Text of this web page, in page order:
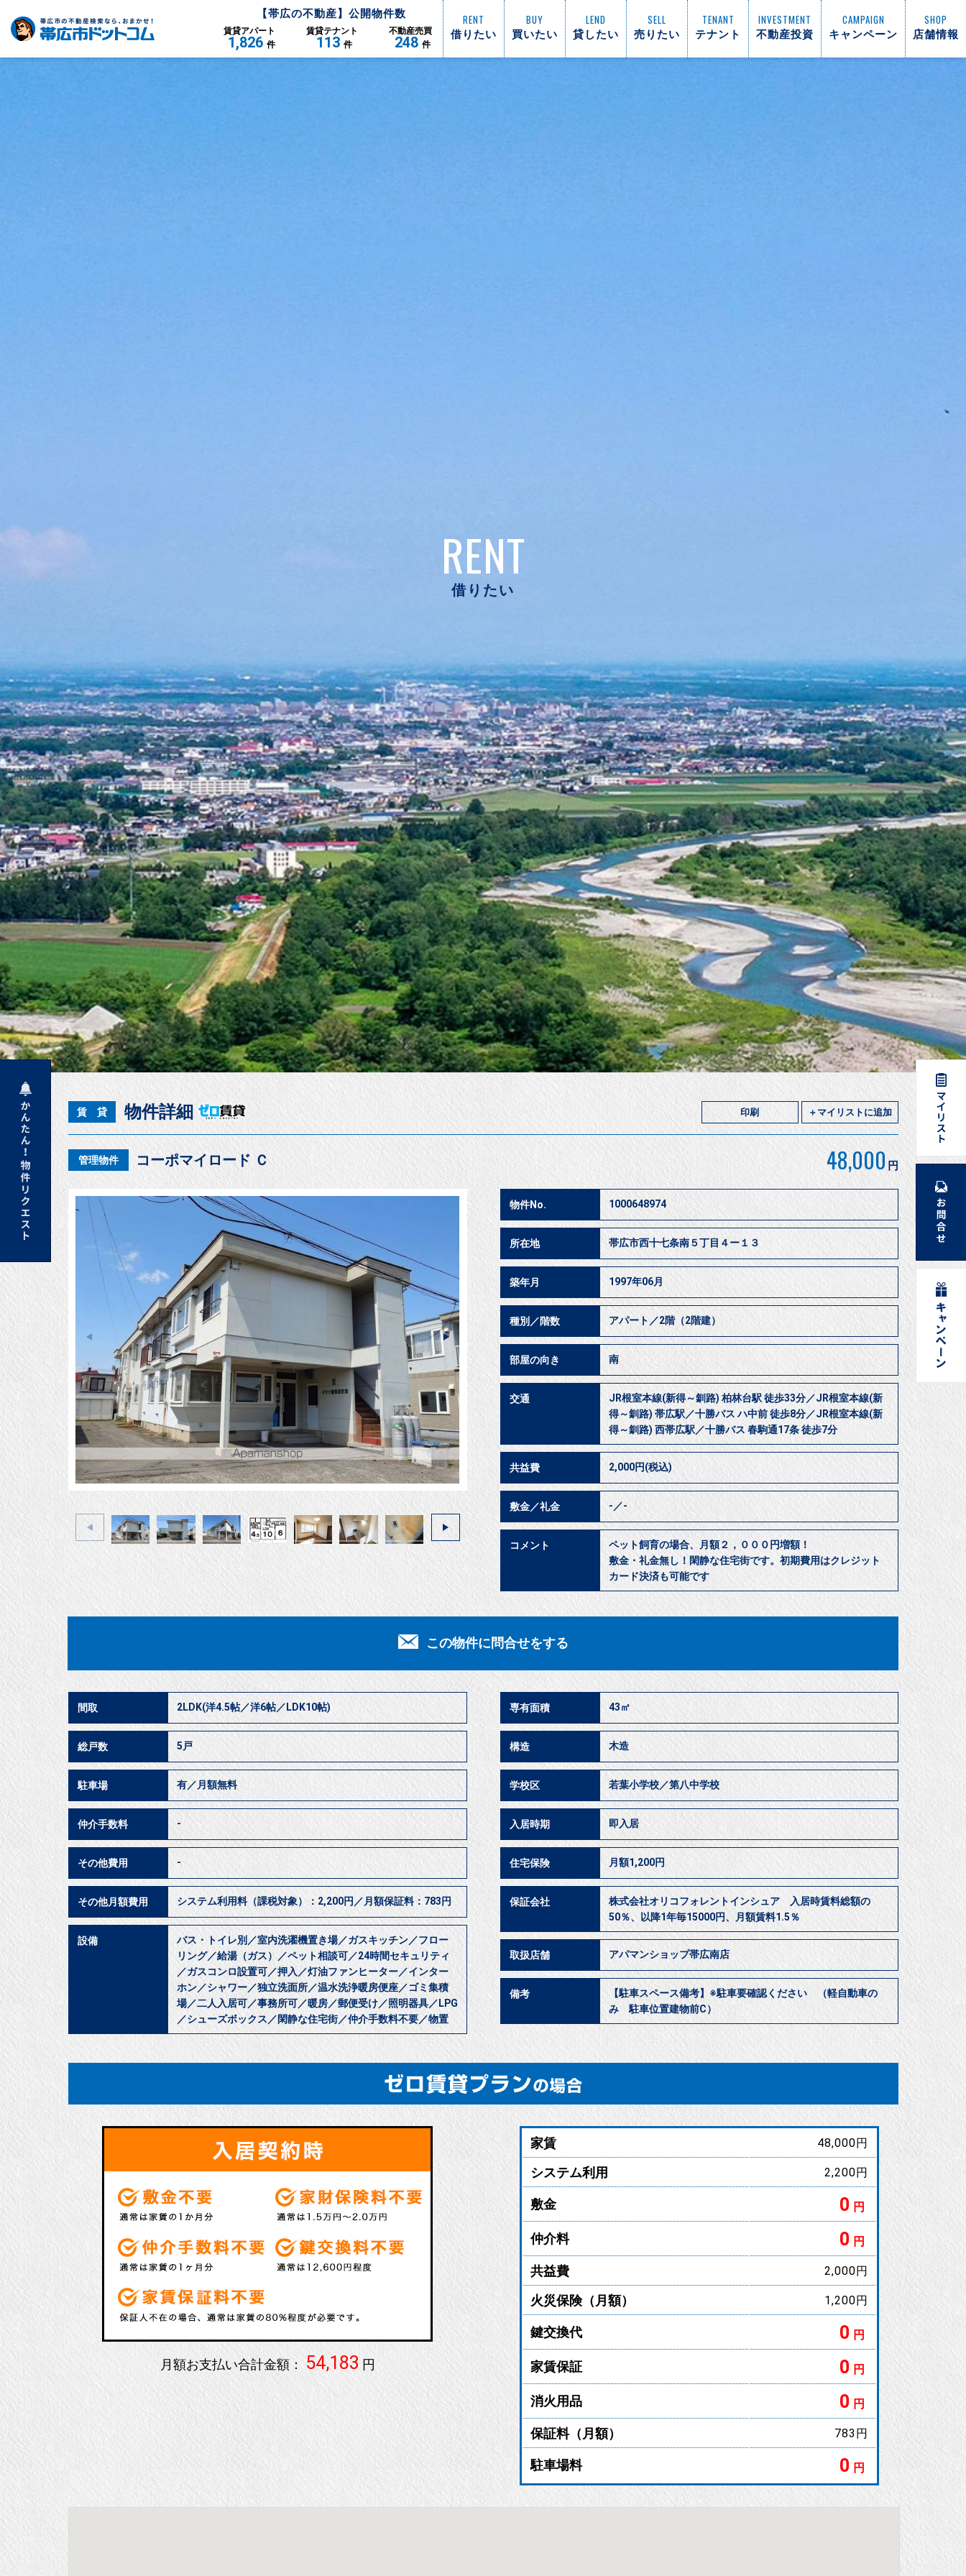
【帯広の不動産】公開物件数
賃貸アパート
1,826 件
賃貸テナント
113 件
不動産売買
248 件
RENT
借りたい
BUY
買いたい
LEND
貸したい
SELL
売りたい
TENANT
テナント
INVESTMENT
不動産投資
CAMPAIGN
キャンペーン
SHOP
店舗情報
RENT
借りたい
賃 貸 物件詳細 印刷 ＋マイリストに追加
管理物件 コーポマイロード Ｃ 48,000 円
物件No. 1000648974
所在地 帯広市西十七条南５丁目４ー１３
築年月 1997年06月
種別／階数 アパート／2階（2階建）
部屋の向き 南
交通
JR根室本線(新得～釧路) 柏林台駅 徒歩33分／JR根室本線(新
得～釧路) 帯広駅／十勝バス ハ中前 徒歩8分／JR根室本線(新
得～釧路) 西帯広駅／十勝バス 春駒通17条 徒歩7分
共益費 2,000円(税込)
敷金／礼金 -／-
コメント
ペット飼育の場合、月額２，０００円増額！
敷金・礼金無し！閑静な住宅街です。初期費用はクレジット
カード決済も可能です
この物件に問合せをする
間取 2LDK(洋4.5帖／洋6帖／LDK10帖)
総戸数 5戸
駐車場 有／月額無料
仲介手数料 -
その他費用 -
その他月額費用 システム利用料（課税対象）：2,200円／月額保証料：783円
設備
バス・トイレ別／室内洗濯機置き場／ガスキッチン／フロー
リング／給湯（ガス）／ペット相談可／24時間セキュリティ
／ガスコンロ設置可／押入／灯油ファンヒーター／インター
ホン／シャワー／独立洗面所／温水洗浄暖房便座／ゴミ集積
場／二人入居可／事務所可／暖房／郵便受け／照明器具／LPG
／シューズボックス／閑静な住宅街／仲介手数料不要／物置
専有面積 43㎡
構造 木造
学校区 若葉小学校／第八中学校
入居時期 即入居
住宅保険 月額1,200円
保証会社
株式会社オリコフォレントインシュア 入居時賃料総額の
50％、以降1年毎15000円、月額賃料1.5％
取扱店舗 アパマンショップ帯広南店
備考
【駐車スペース備考】※駐車要確認ください （軽自動車の
み 駐車位置建物前C）
月額お支払い合計金額： 54,183 円
家賃 48,000円
システム利用 2,200円
敷金 0 円
仲介料 0 円
共益費 2,000円
火災保険（月額） 1,200円
鍵交換代 0 円
家賃保証 0 円
消火用品 0 円
保証料（月額） 783円
駐車場料 0 円